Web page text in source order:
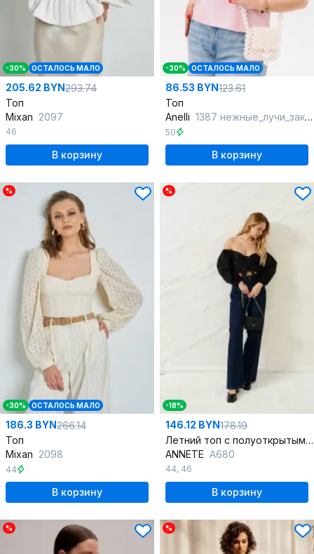
-30% ОСТАЛОСЬ МАЛО
205.62 BYN293.74
Топ
Mixan 2097
46
В корзину
-30% ОСТАЛОСЬ МАЛО
86.53 BYN123.61
Топ
Anelli 1387 нежные_лучи_заката
50
В корзину
%
-30% ОСТАЛОСЬ МАЛО
186.3 BYN266.14
Топ
Mixan 2098
44
В корзину
%
-18%
146.12 BYN178.19
Летний топ с полуоткрытыми плечами из хлопка
ANNETE A680
44, 46
В корзину
% %